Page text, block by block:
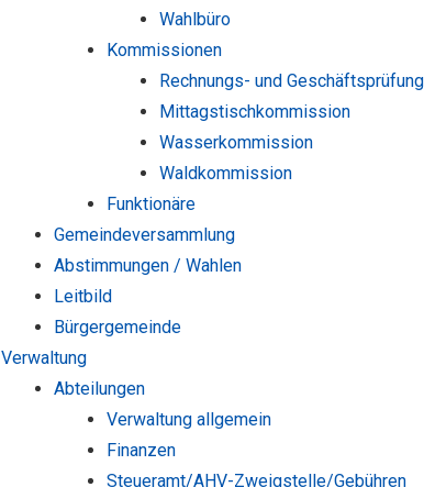
Wahlbüro
Kommissionen
Rechnungs- und
Mittagstischkommission
Wasserkommission
Waldkommission
Funktionäre
Gemeindeversammlung
Abstimmungen / Wahlen
Leitbild
Bürgergemeinde
Verwaltung
Abteilungen
Verwaltung allgemein
Finanzen
Steueramt/AHV-Zweigstelle/Gebühren